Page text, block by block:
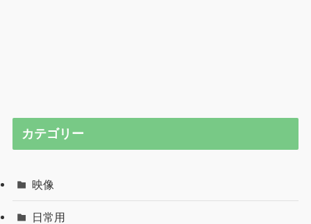
カテゴリー
映像
日常用